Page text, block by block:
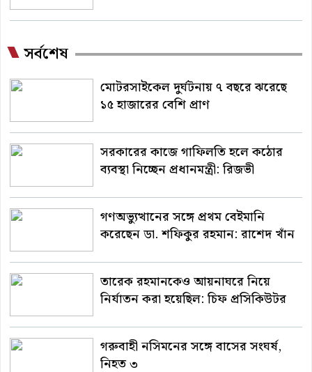
সর্বশেষ
মোটরসাইকেল দুর্ঘটনায় ৭ বছরে ঝরেছে
১৫ হাজারের বেশি প্রাণ
সরকারের কাজে গাফিলতি হলে কঠোর
ব্যবস্থা নিচ্ছেন প্রধানমন্ত্রী: রিজভী
গণঅভ্যুত্থানের সঙ্গে প্রথম বেইমানি
করেছেন ডা. শফিকুর রহমান: রাশেদ খাঁন
তারেক রহমানকেও আয়নাঘরে নিয়ে
নির্যাতন করা হয়েছিল: চিফ প্রসিকিউটর
গরুবাহী নসিমনের সঙ্গে বাসের সংঘর্ষ,
নিহত ৩